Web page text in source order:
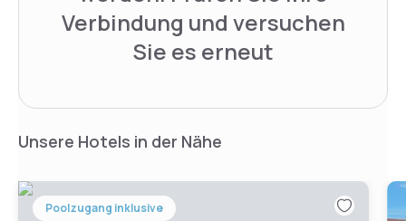
Verbindung und versuchen
Sie es erneut
Unsere Hotels in der Nähe
Poolzugang inklusive